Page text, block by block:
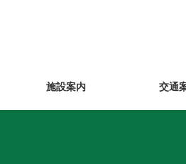
施設案内 交通